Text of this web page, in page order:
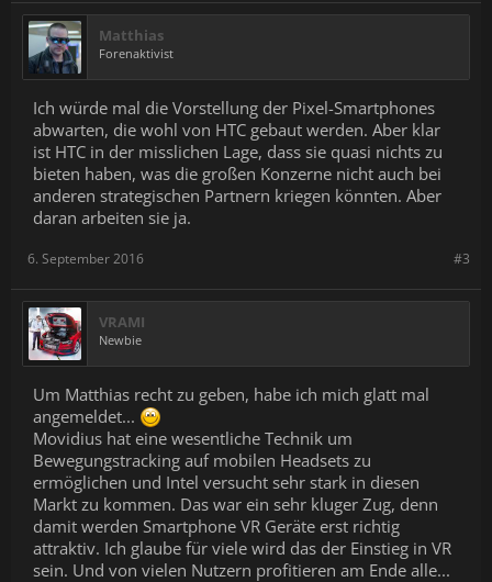
Matthias
Forenaktivist
Ich würde mal die Vorstellung der Pixel-Smartphones
abwarten, die wohl von HTC gebaut werden. Aber klar
ist HTC in der misslichen Lage, dass sie quasi nichts zu
bieten haben, was die großen Konzerne nicht auch bei
anderen strategischen Partnern kriegen könnten. Aber
daran arbeiten sie ja.
#3
6. September 2016
VRAMI
Newbie
Um Matthias recht zu geben, habe ich mich glatt mal
angemeldet...
Movidius hat eine wesentliche Technik um
Bewegungstracking auf mobilen Headsets zu
ermöglichen und Intel versucht sehr stark in diesen
Markt zu kommen. Das war ein sehr kluger Zug, denn
damit werden Smartphone VR Geräte erst richtig
attraktiv. Ich glaube für viele wird das der Einstieg in VR
sein. Und von vielen Nutzern profitieren am Ende alle...